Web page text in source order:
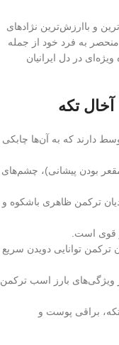
و باارزش‌ترین نژادهای
به فرد خود از جمله
در دل ایرانیان
تکه
دارند که به آن‌ها چابکی
بودن پیشانی)، چشم‌های
ترکمن ظاهری باشکوه و
قوی است.
ترکمن توانایی دویدن سریع
ویژگی‌های بارز اسب ترکمن
براقی پوست و